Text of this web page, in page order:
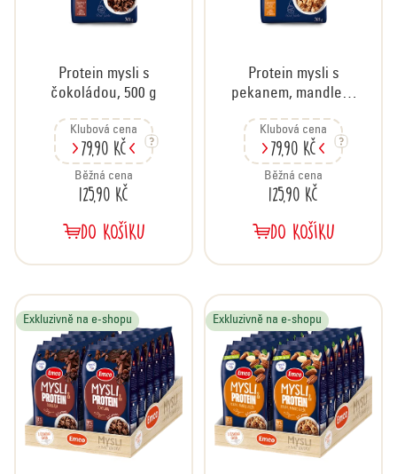
Protein mysli s
čokoládou, 500 g
Klubová cena
79,90 Kč
Běžná cena
125,90 Kč
DO KOŠÍKU
Protein mysli s
pekanem, mandlemi
Klubová cena
79,90 Kč
Běžná cena
125,90 Kč
DO KOŠÍKU
Exkluzivně na e-shopu Exkluzivně na e-shopu